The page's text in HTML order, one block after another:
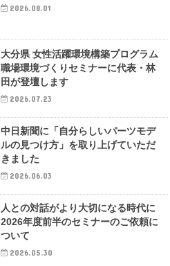
2026.08.01
大分県 女性活躍環境構築プログラム
職場環境づくりセミナーに代表・林
田が登壇します
2026.07.23
中日新聞に「自分らしいパーツモデ
ルの見つけ方」を取り上げていただ
きました
2026.06.03
人との対話がより大切になる時代に
2026年度前半のセミナーのご依頼に
ついて
2026.05.30